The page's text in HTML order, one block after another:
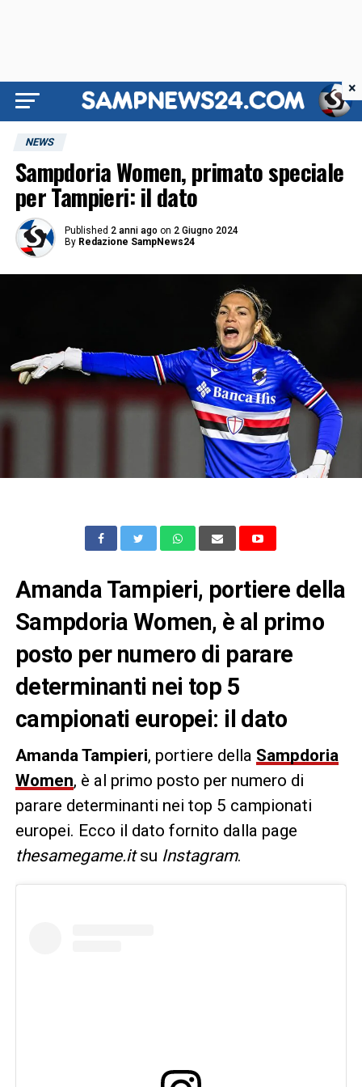
NEWS
Sampdoria Women, primato speciale
per Tampieri: il dato
Published 2 anni ago on 2 Giugno 2024
By Redazione SampNews24
Amanda Tampieri, portiere della
Sampdoria Women, è al primo
posto per numero di parare
determinanti nei top 5
campionati europei: il dato
Amanda Tampieri, portiere della Sampdoria
Women, è al primo posto per numero di
parare determinanti nei top 5 campionati
europei. Ecco il dato fornito dalla page
thesamegame.itsu Instagram.
×